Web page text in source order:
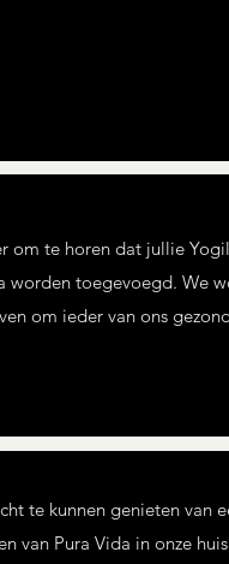
om te horen dat jullie
worden toegevoegd. We
om ieder van ons
te kunnen genieten van
van Pura Vida in onze